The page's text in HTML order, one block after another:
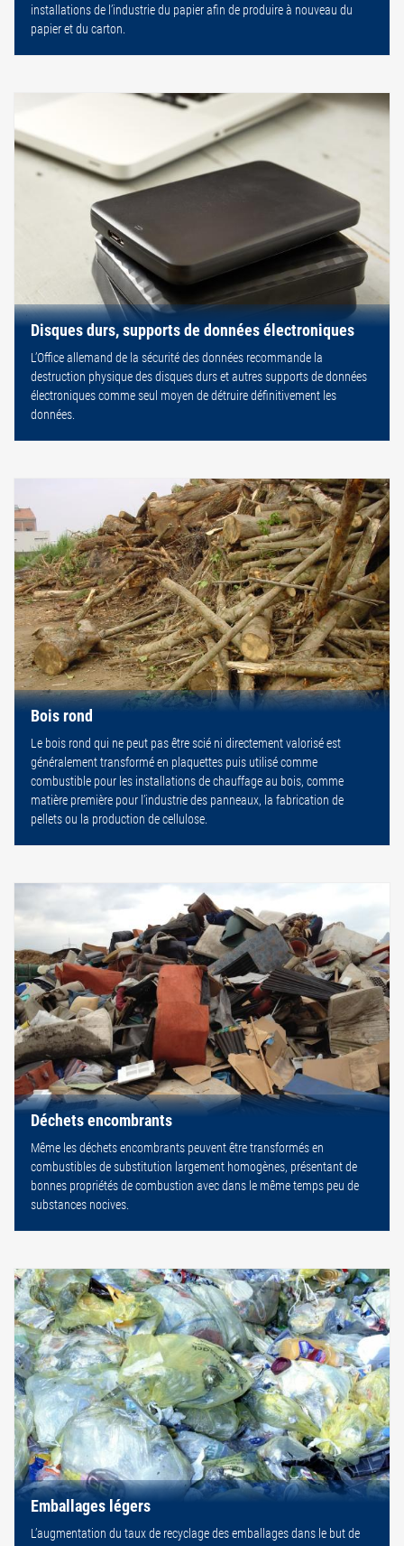
installations de l’industrie du papier afin de produire à nouveau du
papier et du carton.
Disques durs, supports de données électroniques
L’Office allemand de la sécurité des données recommande la
destruction physique des disques durs et autres supports de données
électroniques comme seul moyen de détruire définitivement les
données.
Bois rond
Le bois rond qui ne peut pas être scié ni directement valorisé est
généralement transformé en plaquettes puis utilisé comme
combustible pour les installations de chauffage au bois, comme
matière première pour l’industrie des panneaux, la fabrication de
pellets ou la production de cellulose.
Déchets encombrants
Même les déchets encombrants peuvent être transformés en
combustibles de substitution largement homogènes, présentant de
bonnes propriétés de combustion avec dans le même temps peu de
substances nocives.
Emballages légers
L’augmentation du taux de recyclage des emballages dans le but de